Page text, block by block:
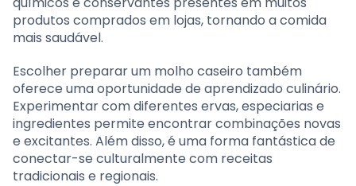
produtos comprados em lojas, tornando a comida
mais saudável.
Escolher preparar um molho caseiro também
oferece uma oportunidade de aprendizado culinário.
Experimentar com diferentes ervas, especiarias e
ingredientes permite encontrar combinações novas
e excitantes. Além disso, é uma forma fantástica de
conectar-se culturalmente com receitas
tradicionais e regionais.